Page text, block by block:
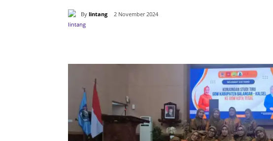
By lintang 2 November 2024